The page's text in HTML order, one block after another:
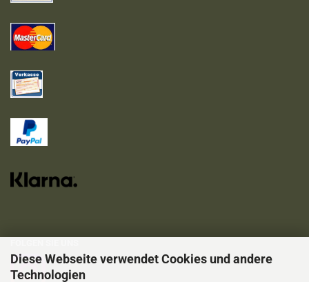
Diese Webseite verwendet Cookies und andere
Technologien